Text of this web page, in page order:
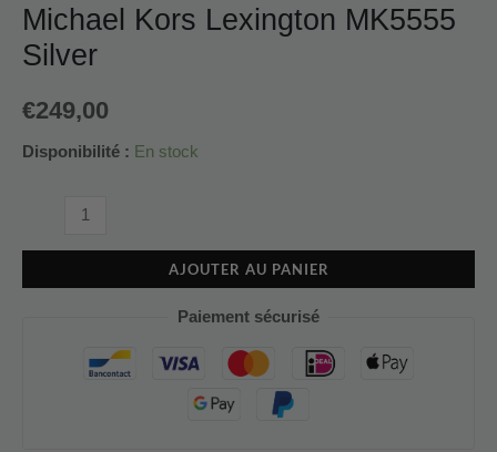
Michael Kors Lexington MK5555
Silver
€249,00
Disponibilité : En stock
AJOUTER AU PANIER
Paiement sécurisé